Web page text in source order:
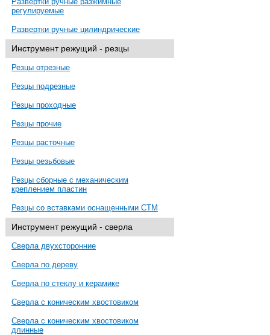
регулируемые
Развертки ручные цилиндрические
Инструмент режущий - резцы
Резцы отрезные
Резцы подрезные
Резцы проходные
Резцы прочие
Резцы расточные
Резцы резьбовые
Резцы сборные с механическим
креплением пластин
Резцы со вставками оснащенными СТМ
Инструмент режущий - сверла
Сверла двухсторонние
Сверла по дереву
Сверла по стеклу и керамике
Сверла с коническим хвостовиком
Сверла с коническим хвостовиком
длинные